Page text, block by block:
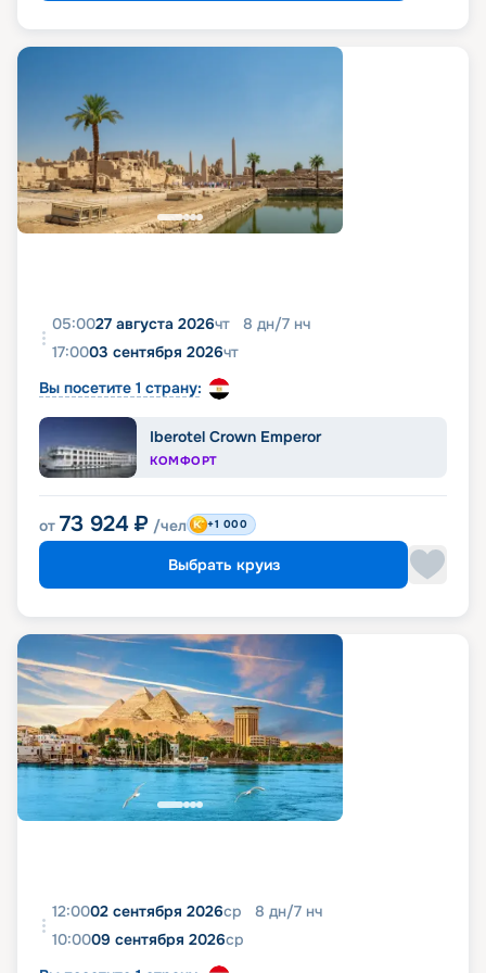
05:0027 августа 2026чт 8 дн/7 нч
17:0003 сентября 2026чт
Вы посетите 1 страну:
Iberotel Crown Emperor
КОМФОРТ
от 73 924 ₽ /чел +1 000
Выбрать круиз
12:0002 сентября 2026ср 8 дн/7 нч
10:0009 сентября 2026ср